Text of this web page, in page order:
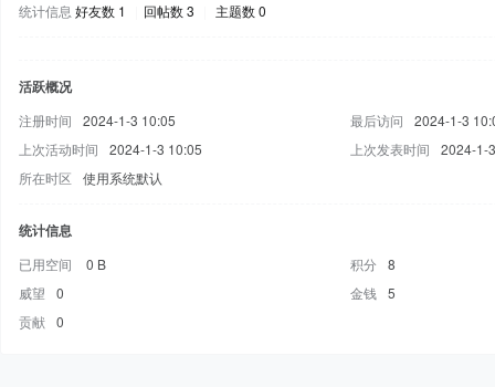
统计信息 好友数 1 回帖数 3 主题数 0
活跃概况
注册时间 2024-1-3 10:05 最后访问
2024-1-3
上次活动时间
2024-1-3 10:05 上次发表时间
2024-1-
所在时区
使用系统默认
统计信息
已用空间 0 B 积分 8
威望
0 金钱 5
贡献 0